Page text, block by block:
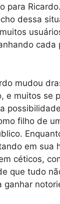
para
dessa
cada
mudou
e muitos se
filho de
em sua
céticos,
que tudo
ganhar